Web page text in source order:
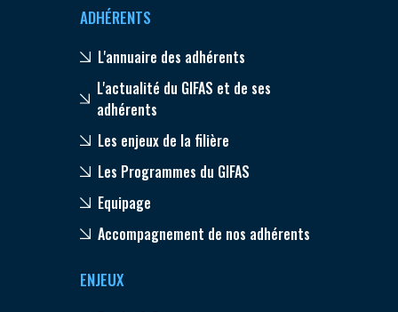
ADHÉRENTS
L'annuaire des adhérents
L'actualité du GIFAS et de ses
adhérents
Les enjeux de la filière
Les Programmes du GIFAS
Equipage
Accompagnement de nos adhérents
ENJEUX